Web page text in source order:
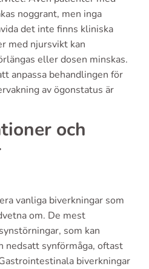
noggrant, men inga
det inte finns kliniska
med njursvikt kan
eller dosen minskas.
anpassa behandlingen för
av ögonstatus är
och
vanliga biverkningar som
om. De mest
som kan
nedsatt synförmåga, oftast
biverkningar